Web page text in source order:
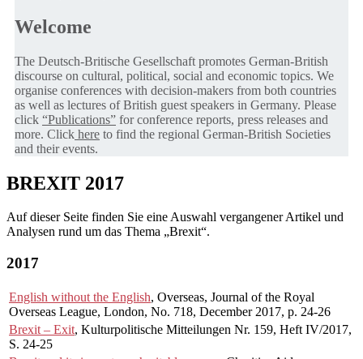
Welcome
The Deutsch-Britische Gesellschaft promotes German-British
discourse on cultural, political, social and economic topics. We
organise conferences with decision-makers from both countries
as well as lectures of British guest speakers in Germany. Please
click “Publications” for conference reports, press releases and
more. Click here to find the regional German-British Societies
and their events.
BREXIT 2017
Auf dieser Seite finden Sie eine Auswahl vergangener Artikel und
Analysen rund um das Thema „Brexit“.
2017
English without the English, Overseas, Journal of the Royal
Overseas League, London, No. 718, December 2017, p. 24-26
Brexit – Exit, Kulturpolitische Mitteilungen Nr. 159, Heft IV/2017,
S. 24-25